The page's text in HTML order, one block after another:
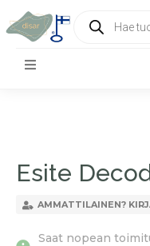
Esite
AMMATTILAINEN?
Saat nopean